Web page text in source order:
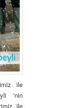
ile
‘nin
ile